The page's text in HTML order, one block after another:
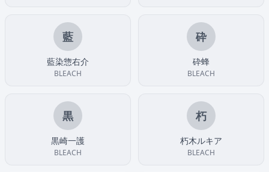
藍
藍染惣右介
BLEACH
砕
砕蜂
BLEACH
黒
黒崎一護
BLEACH
朽
朽木ルキア
BLEACH